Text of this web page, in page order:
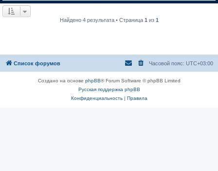
Найдено 4 результата • Страница 1 из 1
Список форумов Часовой пояс: UTC+03:00
Создано на основе phpBB® Forum Software © phpBB Limited
Русская поддержка phpBB
Конфиденциальность| Правила